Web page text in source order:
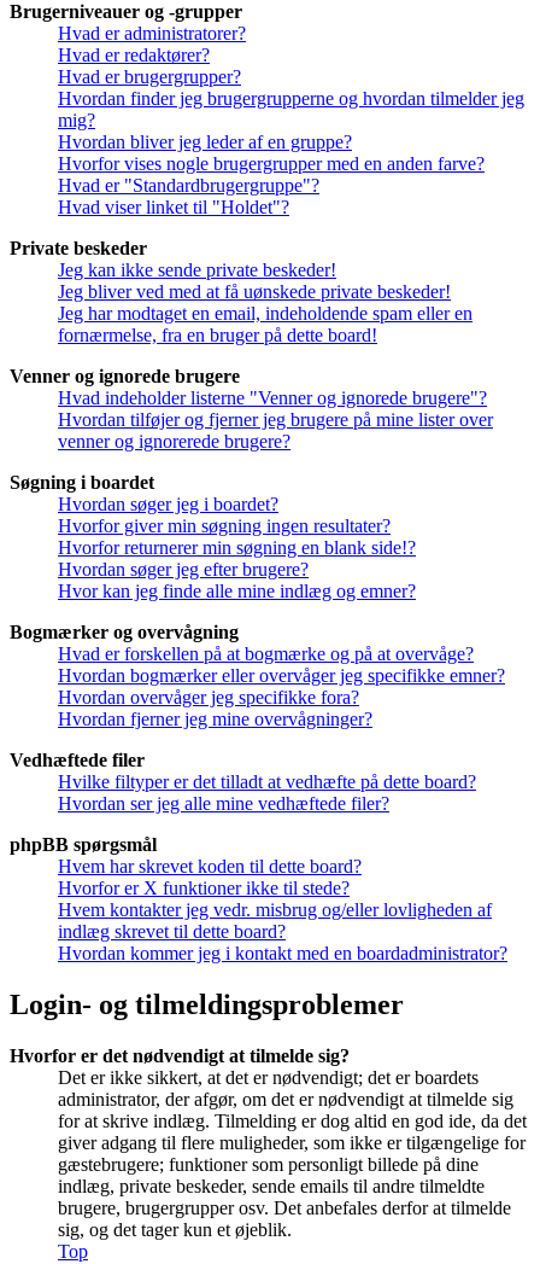
Brugerniveauer og -grupper
Hvad er administratorer?
Hvad er redaktører?
Hvad er brugergrupper?
Hvordan finder jeg brugergrupperne og hvordan tilmelder jeg
mig?
Hvordan bliver jeg leder af en gruppe?
Hvorfor vises nogle brugergrupper med en anden farve?
Hvad er "Standardbrugergruppe"?
Hvad viser linket til "Holdet"?
Private beskeder
Jeg kan ikke sende private beskeder!
Jeg bliver ved med at få uønskede private beskeder!
Jeg har modtaget en email, indeholdende spam eller en
fornærmelse, fra en bruger på dette board!
Venner og ignorede brugere
Hvad indeholder listerne "Venner og ignorede brugere"?
Hvordan tilføjer og fjerner jeg brugere på mine lister over
venner og ignorerede brugere?
Søgning i boardet
Hvordan søger jeg i boardet?
Hvorfor giver min søgning ingen resultater?
Hvorfor returnerer min søgning en blank side!?
Hvordan søger jeg efter brugere?
Hvor kan jeg finde alle mine indlæg og emner?
Bogmærker og overvågning
Hvad er forskellen på at bogmærke og på at overvåge?
Hvordan bogmærker eller overvåger jeg specifikke emner?
Hvordan overvåger jeg specifikke fora?
Hvordan fjerner jeg mine overvågninger?
Vedhæftede filer
Hvilke filtyper er det tilladt at vedhæfte på dette board?
Hvordan ser jeg alle mine vedhæftede filer?
phpBB spørgsmål
Hvem har skrevet koden til dette board?
Hvorfor er X funktioner ikke til stede?
Hvem kontakter jeg vedr. misbrug og/eller lovligheden af
indlæg skrevet til dette board?
Hvordan kommer jeg i kontakt med en boardadministrator?
Login- og tilmeldingsproblemer
Hvorfor er det nødvendigt at tilmelde sig?
Det er ikke sikkert, at det er nødvendigt; det er boardets
administrator, der afgør, om det er nødvendigt at tilmelde sig
for at skrive indlæg. Tilmelding er dog altid en god ide, da det
giver adgang til flere muligheder, som ikke er tilgængelige for
gæstebrugere; funktioner som personligt billede på dine
indlæg, private beskeder, sende emails til andre tilmeldte
brugere, brugergrupper osv. Det anbefales derfor at tilmelde
sig, og det tager kun et øjeblik.
Top